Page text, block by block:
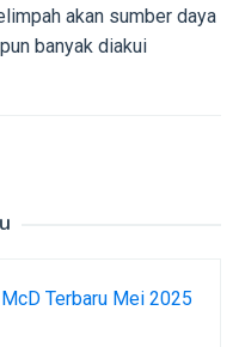
akan sumber daya
banyak diakui
Terbaru Mei 2025